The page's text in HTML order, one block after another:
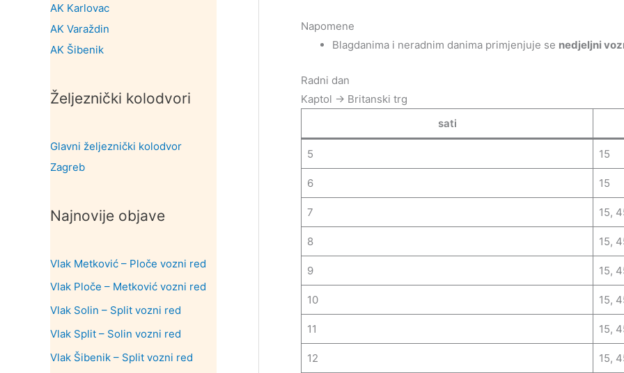
AK Karlovac
AK Varaždin
AK Šibenik
Željeznički kolodvori
Glavni željeznički kolodvor
Zagreb
Najnovije objave
Vlak Metković – Ploče vozni red
Vlak Ploče – Metković vozni red
Vlak Solin – Split vozni red
Vlak Split – Solin vozni red
Vlak Šibenik – Split vozni red
Napomene
Blagdanima i neradnim danima primjenjuje se nedjeljni
Radni dan
Kaptol → Britanski trg
sati
5 15
6 15
7 15,
8 15,
9 15,
10 15,
11 15,
12 15,